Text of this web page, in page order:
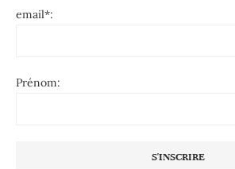
email*:
Prénom: